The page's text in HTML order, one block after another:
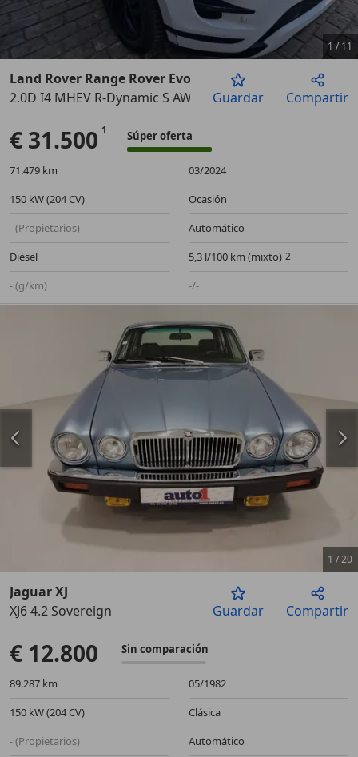
Anterior
1 /11
Land Rover Range Rover Evoque
2.0D I4 MHEV R-Dynamic S AWD Aut. 204
Guardar Compartir
€ 31.500 Súper oferta
71.479 km
03/2024
150 kW (204 CV)
Ocasión
- (Propietarios)
Automático
Diésel
5,3 l/100 km (mixto)
- (g/km)
-/-
Anterior
1 /20
Jaguar XJ
XJ6 4.2 Sovereign
Guardar Compartir
€ 12.800 Sin comparación
89.287 km
05/1982
150 kW (204 CV)
Clásica
- (Propietarios)
Automático